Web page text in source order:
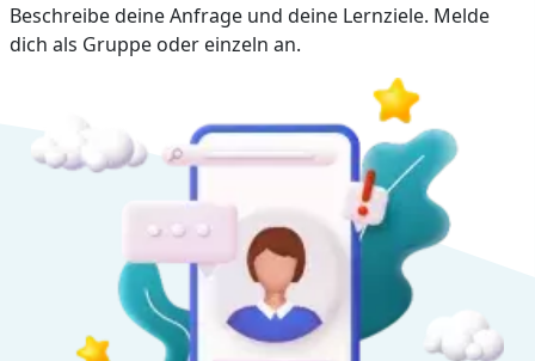
Beschreibe deine Anfrage und deine Lernziele. Melde
dich als Gruppe oder einzeln an.